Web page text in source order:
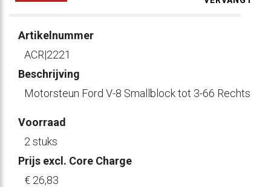
Artikelnummer
ACR|2221
Beschrijving
Motorsteun Ford V-8 Smallblock tot 3-66 Rechts
Voorraad
2 stuks
Prijs excl. Core Charge
€ 26,83